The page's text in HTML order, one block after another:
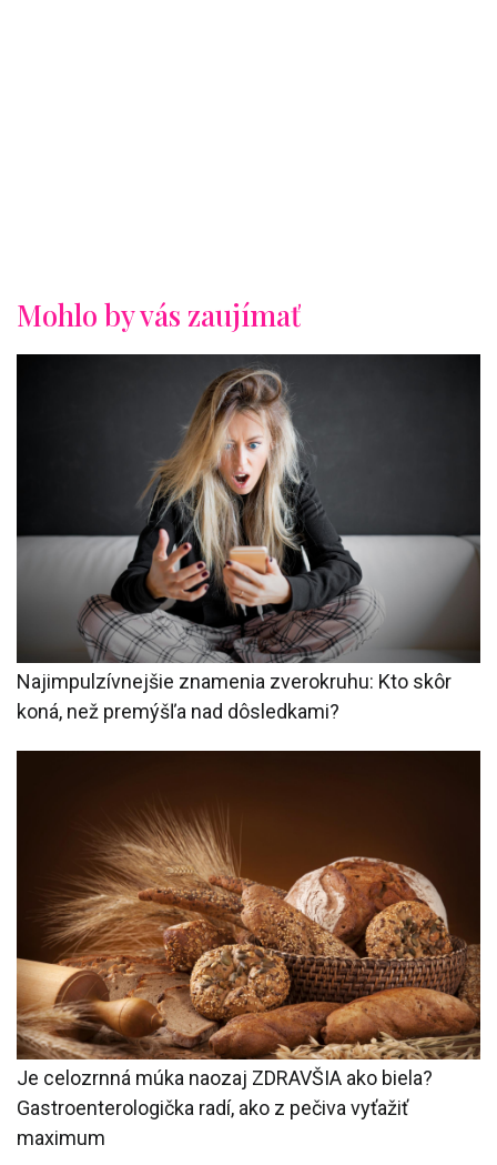
Mohlo by vás zaujímať
Najimpulzívnejšie znamenia zverokruhu: Kto skôr
koná, než premýšľa nad dôsledkami?
Je celozrnná múka naozaj ZDRAVŠIA ako biela?
Gastroenterologička radí, ako z pečiva vyťažiť
maximum